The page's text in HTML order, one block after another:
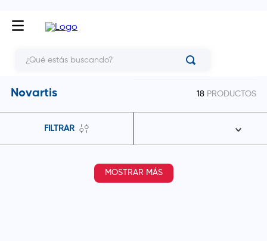
Novartis 18 PRODUCTOS
FILTRAR
MOSTRAR MÁS